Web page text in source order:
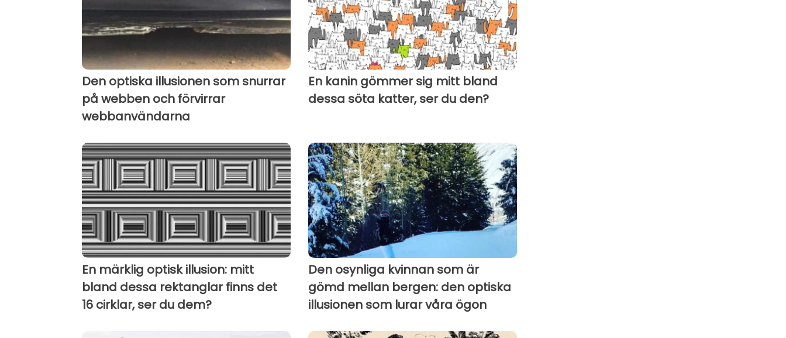
Den optiska illusionen som snurrar
på webben och förvirrar
webbanvändarna
En kanin gömmer sig mitt bland
dessa söta katter, ser du den?
En märklig optisk illusion: mitt
bland dessa rektanglar finns det
16 cirklar, ser du dem?
Den osynliga kvinnan som är
gömd mellan bergen: den optiska
illusionen som lurar våra ögon